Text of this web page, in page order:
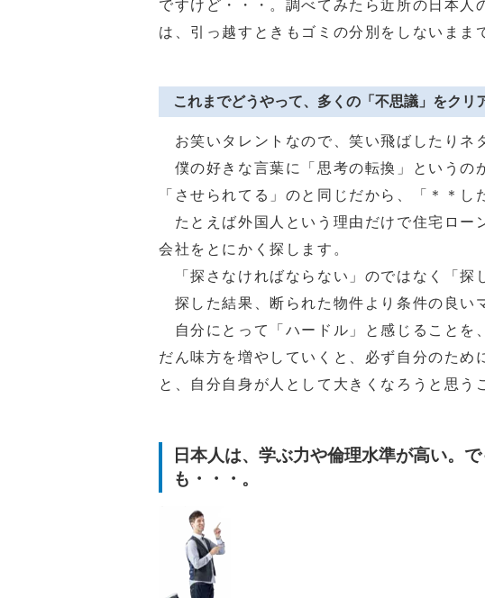
ですけど・・・。調べてみたら近所の日本人
は、引っ越すときもゴミの分別をしないまま
これまでどうやって、多くの「不思議」をクリ
お笑いタレントなので、笑い飛ばしたりネ
僕の好きな言葉に「思考の転換」というの
「させられてる」のと同じだから、「＊＊し
たとえば外国人という理由だけで住宅ロー
会社をとにかく探します。
「探さなければならない」のではなく「探
探した結果、断られた物件より条件の良い
自分にとって「ハードル」と感じることを
だん味方を増やしていくと、必ず自分のため
と、自分自身が人として大きくなろうと思う
日本人は、学ぶ力や倫理水準が高い。
も・・・。